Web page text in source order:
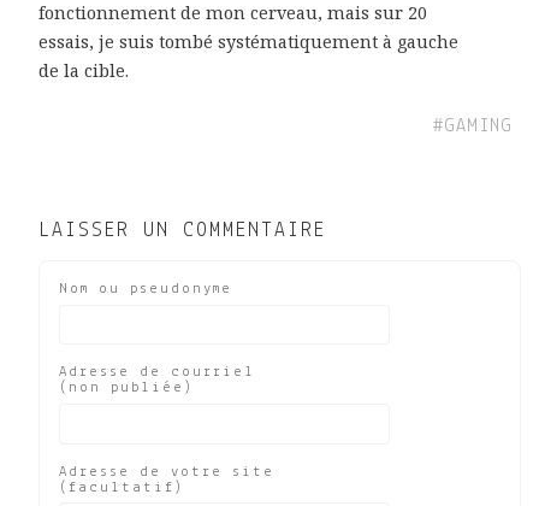
fonctionnement de mon cerveau, mais sur 20
essais, je suis tombé systématiquement à gauche
de la cible.
#GAMING
LAISSER UN COMMENTAIRE
Nom ou pseudonyme
Adresse de courriel
(non publiée)
Adresse de votre site
(facultatif)